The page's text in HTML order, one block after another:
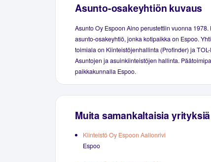
Asunto-osakeyhtiön kuvaus
Asunto Oy Espoon Aino perustettiin vuonna 1978.
asunto-osakeyhtiö, jonka kotipaikka on Espoo.
toimiala on Kiinteistöjenhallinta (Profinder) ja
Asuntojen ja asuinkiinteistöjen hallinta.
paikkakunnalla Espoo.
Muita samankaltaisia yrityksiä
Kiinteistö Oy Espoon Aallonrivi
Espoo